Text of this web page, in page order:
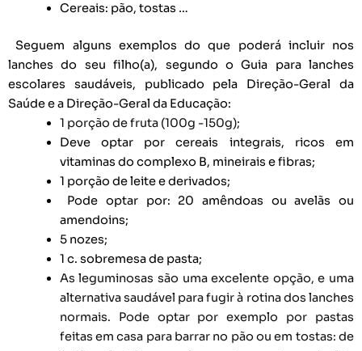
Cereais: pão, tostas …
Seguem alguns exemplos do que poderá incluir nos
lanches do seu filho(a), segundo o Guia para lanches
escolares saudáveis, publicado pela Direção-Geral da
Saúde e a Direção-Geral da Educação:
1 porção de fruta (100g -150g);
Deve optar por cereais integrais, ricos em
vitaminas do complexo B, mineirais e fibras;
1 porção de leite e derivados;
Pode optar por: 20 amêndoas ou avelãs ou
amendoins;
5 nozes;
1 c. sobremesa de pasta;
As leguminosas são uma excelente opção, e uma
alternativa saudável para fugir à rotina dos lanches
normais. Pode optar por exemplo por pastas
feitas em casa para barrar no pão ou em tostas: de